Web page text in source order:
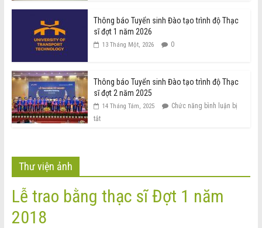
Thông báo Tuyển sinh Đào tạo trình độ Thạc
sĩ đợt 1 năm 2026
13 Tháng Một, 2026 0
Thông báo Tuyển sinh Đào tạo trình độ Thạc
sĩ đợt 2 năm 2025
14 Tháng Tám, 2025
Chức năng bình luận bị
tắt
Thư viện ảnh
Lễ trao bằng thạc sĩ Đợt 1 năm
2018